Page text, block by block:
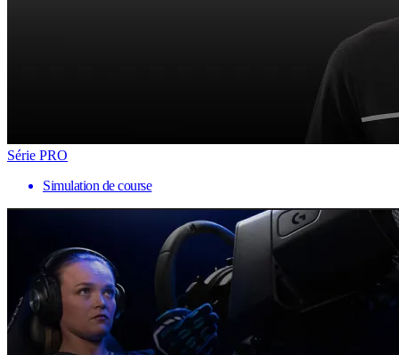
Série PRO
Simulation de course